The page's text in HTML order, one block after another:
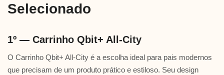
Selecionado
1º — Carrinho Qbit+ All-City
O Carrinho Qbit+ All-City é a escolha ideal para pais modernos
que precisam de um produto prático e estiloso. Seu design